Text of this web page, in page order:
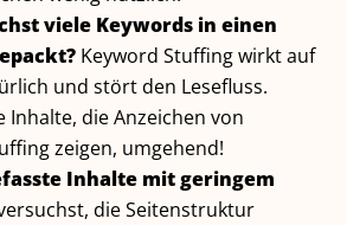
viele Keywords in einen
Keyword Stuffing wirkt auf
und stört den Lesefluss.
Inhalte, die Anzeichen von
zeigen, umgehend!
Inhalte mit geringem
die Seitenstruktur